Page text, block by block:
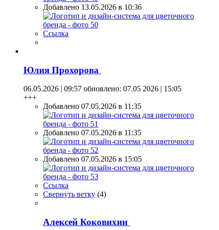
Добавлено 13.05.2026 в 10:36
Ссылка
Юлия Прохорова
06.05.2026 | 09:57 обновлено: 07.05 2026 | 15:05
+++
Добавлено 07.05.2026 в 11:35
Добавлено 07.05.2026 в 11:35
Добавлено 07.05.2026 в 15:05
Ссылка
Свернуть ветку (4)
Алексей Коковихин